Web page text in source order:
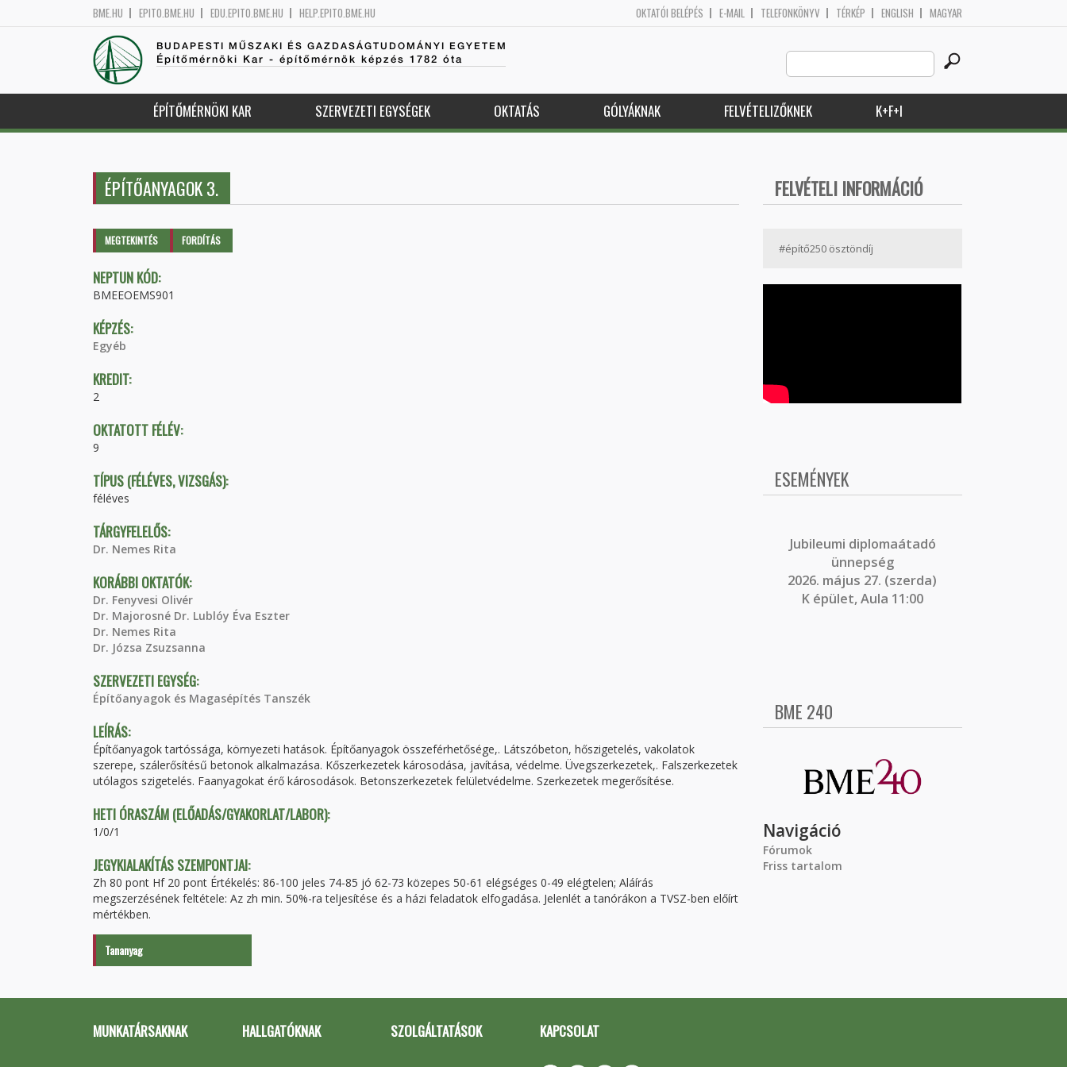
BME.HU EPITO.BME.HU EDU.EPITO.BME.HU HELP.EPITO.BME.HU OKTATÓI BELÉPÉS E-MAIL TELEFONKÖNYV TÉRKÉP ENGLISH MAGYAR
BUDAPESTI MŰSZAKI ÉS GAZDASÁGTUDOMÁNYI EGYETEM
Építőmérnöki Kar - építőmérnök képzés 1782 óta
Search
this
site
ÉPÍTŐMÉRNÖKI KAR SZERVEZETI EGYSÉGEK OKTATÁS GÓLYÁKNAK FELVÉTELIZŐKNEK K+F+I
ÉPÍTŐANYAGOK 3.
Elsődleges fülek
MEGTEKINTÉS (AKTÍVFORDÍTÁS
NEPTUN KÓD:
BMEEOEMS901
KÉPZÉS:
Egyéb
KREDIT:
2
OKTATOTT FÉLÉV:
9
TÍPUS (FÉLÉVES, VIZSGÁS):
féléves
TÁRGYFELELŐS:
Dr. Nemes Rita
KORÁBBI OKTATÓK:
Dr. Fenyvesi Olivér
Dr. Majorosné Dr. Lublóy Éva Eszter
Dr. Nemes Rita
Dr. Józsa Zsuzsanna
SZERVEZETI EGYSÉG:
Építőanyagok és Magasépítés Tanszék
LEÍRÁS:
Építőanyagok tartóssága, környezeti hatások. Építőanyagok összeférhetősége,. Látszóbeton, hőszigetelés, vakolatok
szerepe, szálerősítésű betonok alkalmazása. Kőszerkezetek károsodása, javítása, védelme. Üvegszerkezetek,. Falszerkezetek
utólagos szigetelés. Faanyagokat érő károsodások. Betonszerkezetek felületvédelme. Szerkezetek megerősítése.
HETI ÓRASZÁM (ELŐADÁS/GYAKORLAT/LABOR):
1/0/1
JEGYKIALAKÍTÁS SZEMPONTJAI:
Zh 80 pont Hf 20 pont Értékelés: 86-100 jeles 74-85 jó 62-73 közepes 50-61 elégséges 0-49 elégtelen; Aláírás
megszerzésének feltétele: Az zh min. 50%-ra teljesítése és a házi feladatok elfogadása. Jelenlét a tanórákon a TVSZ-ben előírt
mértékben.
Tananyag
FELVÉTELI INFORMÁCIÓ
#építő250 ösztöndíj
ESEMÉNYEK
Jubileumi diplomaátadó
ünnepség
2026. május 27. (szerda)
K épület, Aula 11:00
BME 240
Navigáció
Fórumok
Friss tartalom
MUNKATÁRSAKNAK HALLGATÓKNAK SZOLGÁLTATÁSOK KAPCSOLAT